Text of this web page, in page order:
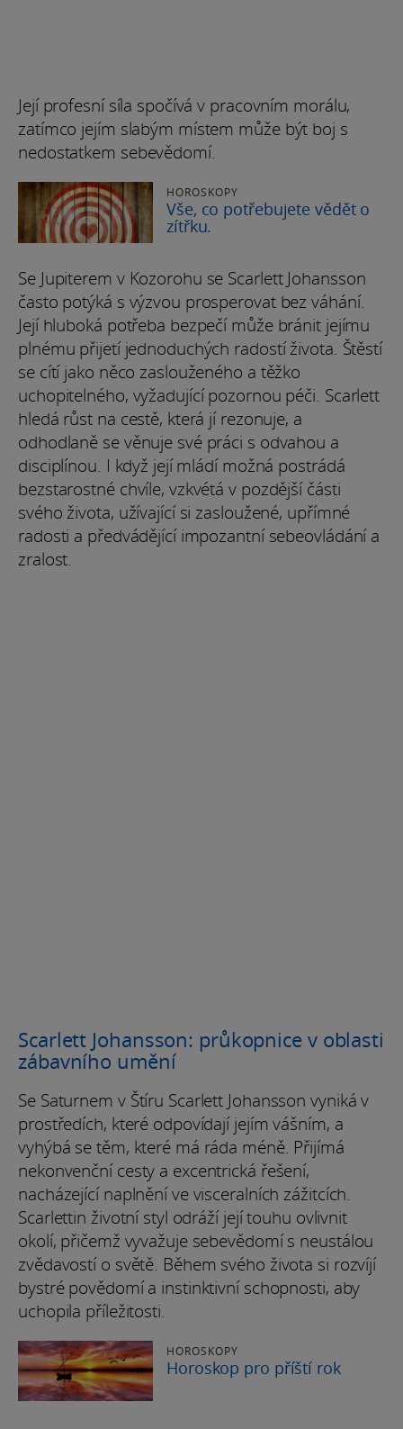
Její profesní síla spočívá v pracovním morálu,
zatímco jejím slabým místem může být boj s
nedostatkem sebevědomí.
HOROSKOPY
Vše, co potřebujete vědět o
zítřku.
Se Jupiterem v Kozorohu se Scarlett Johansson
často potýká s výzvou prosperovat bez váhání.
Její hluboká potřeba bezpečí může bránit jejímu
plnému přijetí jednoduchých radostí života. Štěstí
se cítí jako něco zaslouženého a těžko
uchopitelného, vyžadující pozornou péči. Scarlett
hledá růst na cestě, která jí rezonuje, a
odhodlaně se věnuje své práci s odvahou a
disciplínou. I když její mládí možná postrádá
bezstarostné chvíle, vzkvétá v pozdější části
svého života, užívající si zasloužené, upřímné
radosti a předvádějící impozantní sebeovládání a
zralost.
Scarlett Johansson: průkopnice v oblasti
zábavního umění
Se Saturnem v Štíru Scarlett Johansson vyniká v
prostředích, které odpovídají jejím vášním, a
vyhýbá se těm, které má ráda méně. Přijímá
nekonvenční cesty a excentrická řešení,
nacházející naplnění ve visceralních zážitcích.
Scarlettin životní styl odráží její touhu ovlivnit
okolí, přičemž vyvažuje sebevědomí s neustálou
zvědavostí o světě. Během svého života si rozvíjí
bystré povědomí a instinktivní schopnosti, aby
uchopila příležitosti.
HOROSKOPY
Horoskop pro příští rok